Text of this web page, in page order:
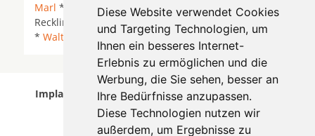
Diese Website verwendet Cookies
und Targeting Technologien, um
Ihnen ein besseres Internet-
Erlebnis zu ermöglichen und die
Werbung, die Sie sehen, besser an
Ihre Bedürfnisse anzupassen.
Diese Technologien nutzen wir
außerdem, um Ergebnisse zu
Marl * Oer-Erkenschwick*Recklinghausen*
Recklinghausen (Ost) * Recklinghausen (Stadtmitte)
* Waltrop * Wetter (Ruhr) *Witten*
Implantologen in Herne wurde am 07 August 2026
aktualisiert.